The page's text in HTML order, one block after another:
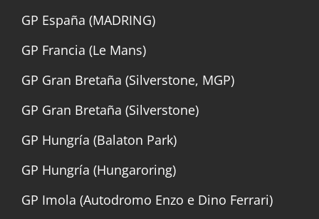
GP España (MADRING)
GP Francia (Le Mans)
GP Gran Bretaña (Silverstone, MGP)
GP Gran Bretaña (Silverstone)
GP Hungría (Balaton Park)
GP Hungría (Hungaroring)
GP Imola (Autodromo Enzo e Dino Ferrari)